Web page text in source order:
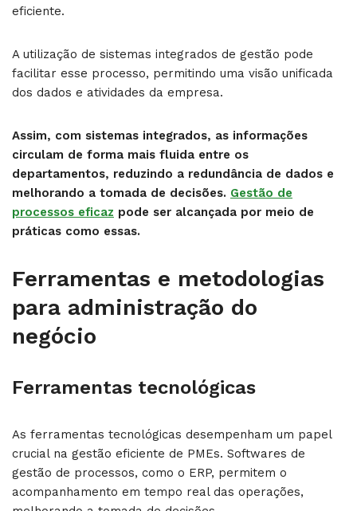
eficiente.
A utilização de sistemas integrados de gestão pode
facilitar esse processo, permitindo uma visão unificada
dos dados e atividades da empresa.
Assim, com sistemas integrados, as informações
circulam de forma mais fluida entre os
departamentos, reduzindo a redundância de dados e
melhorando a tomada de decisões. Gestão de
processos eficaz pode ser alcançada por meio de
práticas como essas.
Ferramentas e metodologias
para administração do
negócio
Ferramentas tecnológicas
As ferramentas tecnológicas desempenham um papel
crucial na gestão eficiente de PMEs. Softwares de
gestão de processos, como o ERP, permitem o
acompanhamento em tempo real das operações,